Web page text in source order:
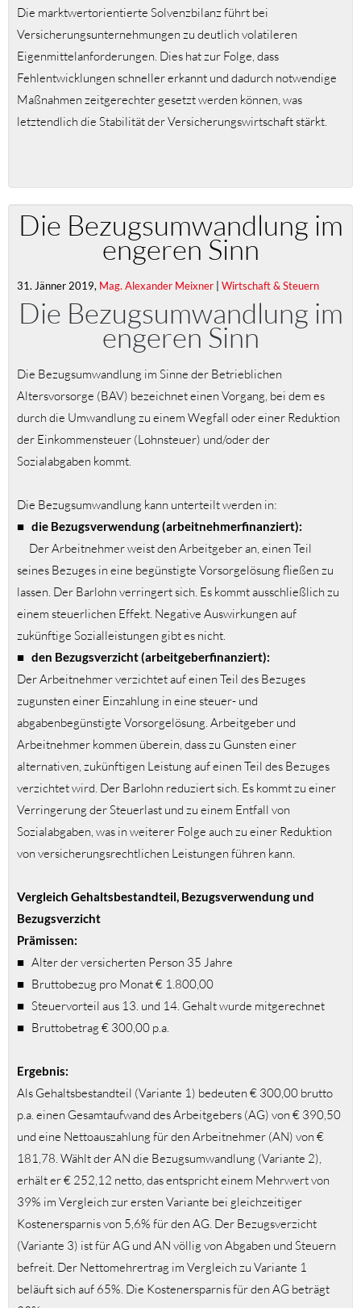
Die marktwertorientierte Solvenzbilanz führt bei
Versicherungsunternehmungen zu deutlich volatileren
Eigenmittelanforderungen. Dies hat zur Folge, dass
Fehlentwicklungen schneller erkannt und dadurch notwendige
Maßnahmen zeitgerechter gesetzt werden können, was
letztendlich die Stabilität der Versicherungswirtschaft stärkt.
Die Bezugsumwandlung im
engeren Sinn
31. Jänner 2019, Mag. Alexander Meixner | Wirtschaft & Steuern
Die Bezugsumwandlung im
engeren Sinn
Die Bezugsumwandlung im Sinne der Betrieblichen
Altersvorsorge (BAV) bezeichnet einen Vorgang, bei dem es
durch die Umwandlung zu einem Wegfall oder einer Reduktion
der Einkommensteuer (Lohnsteuer) und/oder der
Sozialabgaben kommt.
Die Bezugsumwandlung kann unterteilt werden in:
■ die Bezugsverwendung (arbeitnehmerfinanziert):
Der Arbeitnehmer weist den Arbeitgeber an, einen Teil
seines Bezuges in eine begünstigte Vorsorgelösung fließen zu
lassen. Der Barlohn verringert sich. Es kommt ausschließlich zu
einem steuerlichen Effekt. Negative Auswirkungen auf
zukünftige Sozialleistungen gibt es nicht.
■ den Bezugsverzicht (arbeitgeberfinanziert):
Der Arbeitnehmer verzichtet auf einen Teil des Bezuges
zugunsten einer Einzahlung in eine steuer- und
abgabenbegünstigte Vorsorgelösung. Arbeitgeber und
Arbeitnehmer kommen überein, dass zu Gunsten einer
alternativen, zukünftigen Leistung auf einen Teil des Bezuges
verzichtet wird. Der Barlohn reduziert sich. Es kommt zu einer
Verringerung der Steuerlast und zu einem Entfall von
Sozialabgaben, was in weiterer Folge auch zu einer Reduktion
von versicherungsrechtlichen Leistungen führen kann.
Vergleich Gehaltsbestandteil, Bezugsverwendung und
Bezugsverzicht
Prämissen:
■ Alter der versicherten Person 35 Jahre
■ Bruttobezug pro Monat € 1.800,00
■ Steuervorteil aus 13. und 14. Gehalt wurde mitgerechnet
■ Bruttobetrag € 300,00 p.a.
Ergebnis:
Als Gehaltsbestandteil (Variante 1) bedeuten € 300,00 brutto
p.a. einen Gesamtaufwand des Arbeitgebers (AG) von € 390,50
und eine Nettoauszahlung für den Arbeitnehmer (AN) von €
181,78. Wählt der AN die Bezugsumwandlung (Variante 2),
erhält er € 252,12 netto, das entspricht einem Mehrwert von
39% im Vergleich zur ersten Variante bei gleichzeitiger
Kostenersparnis von 5,6% für den AG. Der Bezugsverzicht
(Variante 3) ist für AG und AN völlig von Abgaben und Steuern
befreit. Der Nettomehrertrag im Vergleich zu Variante 1
beläuft sich auf 65%. Die Kostenersparnis für den AG beträgt